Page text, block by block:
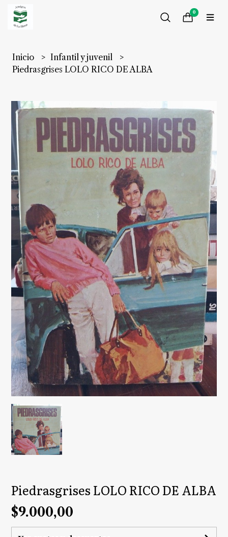
0
Inicio
Infantil y juvenil
Piedrasgrises LOLO RICO DE ALBA
Piedrasgrises LOLO RICO DE ALBA
$9.000,00